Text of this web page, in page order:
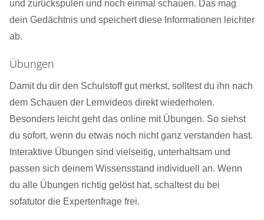
und zurückspulen und noch einmal schauen. Das mag
dein Gedächtnis und speichert diese Informationen leichter
ab.
Übungen
Damit du dir den Schulstoff gut merkst, solltest du ihn nach
dem Schauen der Lernvideos direkt wiederholen.
Besonders leicht geht das online mit Übungen. So siehst
du sofort, wenn du etwas noch nicht ganz verstanden hast.
Interaktive Übungen sind vielseitig, unterhaltsam und
passen sich deinem Wissensstand individuell an. Wenn
du alle Übungen richtig gelöst hat, schaltest du bei
sofatutor die Expertenfrage frei.